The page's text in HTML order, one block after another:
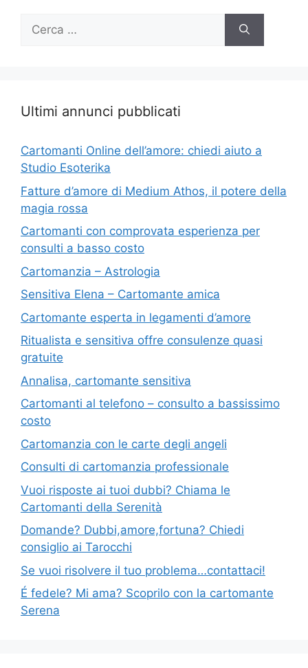
Ricerca
Ultimi annunci pubblicati
Cartomanti Online dell’amore: chiedi aiuto a
Studio Esoterika
Fatture d’amore di Medium Athos, il potere della
magia rossa
Cartomanti con comprovata esperienza per
consulti a basso costo
Cartomanzia – Astrologia
Sensitiva Elena – Cartomante amica
Cartomante esperta in legamenti d’amore
Ritualista e sensitiva offre consulenze quasi
gratuite
Annalisa, cartomante sensitiva
Cartomanti al telefono – consulto a bassissimo
costo
Cartomanzia con le carte degli angeli
Consulti di cartomanzia professionale
Vuoi risposte ai tuoi dubbi? Chiama le
Cartomanti della Serenità
Domande? Dubbi,amore,fortuna? Chiedi
consiglio ai Tarocchi
Se vuoi risolvere il tuo problema…contattaci!
É fedele? Mi ama? Scoprilo con la cartomante
Serena